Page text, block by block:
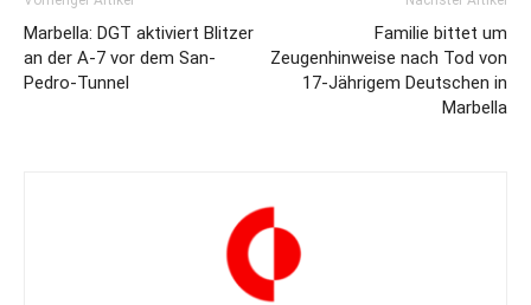
Marbella: DGT aktiviert Blitzer
an der A-7 vor dem San-
Pedro-Tunnel
Familie bittet um
Zeugenhinweise nach Tod von
17-Jährigem Deutschen in
Marbella